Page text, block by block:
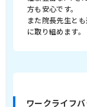
方も安心です。
また院長先生と
に取り組めます。
ワークライフ